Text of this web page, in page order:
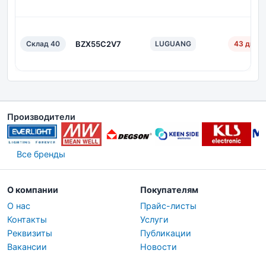
Склад 40 BZX55C2V7 LUGUANG 43 дн.
Производители
Все бренды
О компании
О нас
Контакты
Реквизиты
Вакансии
Покупателям
Прайс-листы
Услуги
Публикации
Новости